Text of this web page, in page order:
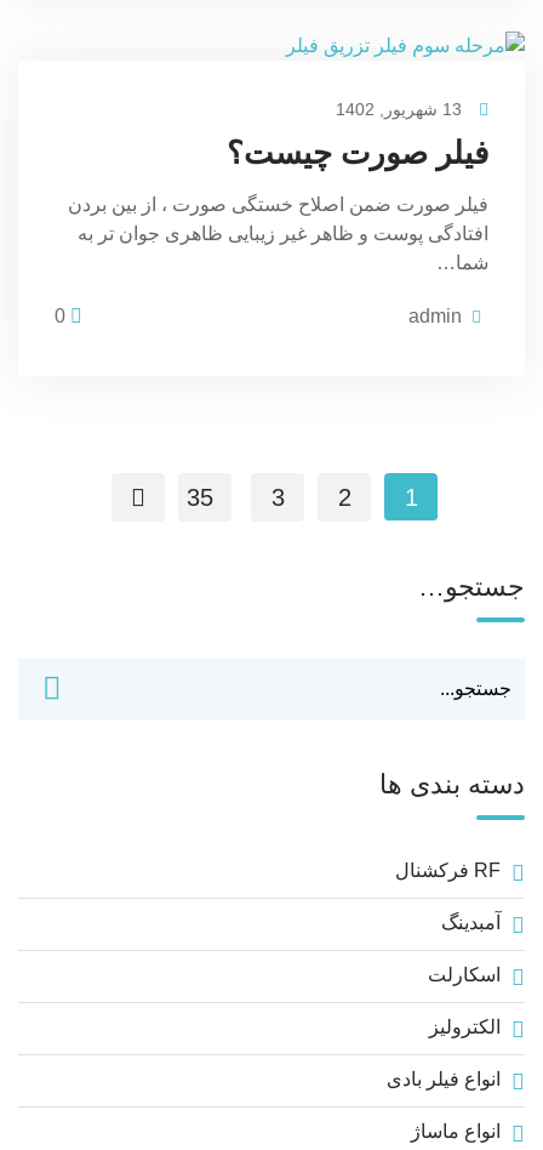
فیلر صورت چیست؟
فیلر صورت ضمن اصلاح خستگی صورت ، از بین بردن
افتادگی پوست و ظاهر غیر زیبایی ظاهری جوان تر به
شما…
admin
1
2
3
35
جستجو…
دسته بندی ها
RF فرکشنال
آمبدینگ
اسکارلت
الکترولیز
انواع فیلر بادی
انواع ماساژ